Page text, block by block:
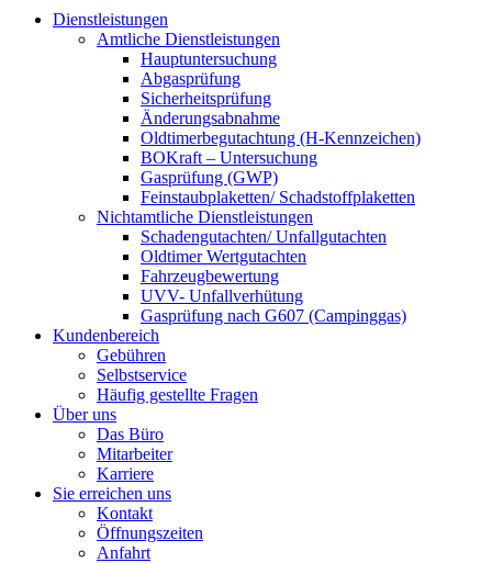
Close
Dienstleistungen
Amtliche Dienstleistungen
Hauptuntersuchung
Abgasprüfung
Sicherheitsprüfung
Änderungsabnahme
Oldtimerbegutachtung (H-Kennzeichen)
BOKraft – Untersuchung
Gasprüfung (GWP)
Feinstaubplaketten/ Schadstoffplaketten
Nichtamtliche Dienstleistungen
Schadengutachten/ Unfallgutachten
Oldtimer Wertgutachten
Fahrzeugbewertung
UVV- Unfallverhütung
Gasprüfung nach G607 (Campinggas)
Kundenbereich
Gebühren
Selbstservice
Häufig gestellte Fragen
Über uns
Das Büro
Mitarbeiter
Karriere
Sie erreichen uns
Kontakt
Öffnungszeiten
Anfahrt